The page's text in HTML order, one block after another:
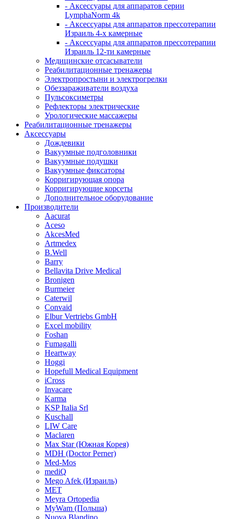
- Аксессуары для аппаратов серии
LymphaNorm 4k
- Аксессуары для аппаратов прессотерапии
Израиль 4-х камерные
- Аксессуары для аппаратов прессотерапии
Израиль 12-ти камерные
Медицинские отсасыватели
Реабилитационные тренажеры
Электропростыни и электрогрелки
Обеззараживатели воздуха
Пульсоксиметры
Рефлекторы электрические
Урологические массажеры
Реабилитационные тренажеры
Аксессуары
Дождевики
Вакуумные подголовники
Вакуумные подушки
Вакуумные фиксаторы
Корригирующая опора
Корригирующие корсеты
Дополнительное оборудование
Производители
Aacurat
Aceso
AkcesMed
Artmedex
B.Well
Barry
Bellavita Drive Medical
Bronigen
Burmeier
Caterwil
Convaid
Elbur Vertriebs GmbH
Excel mobility
Foshan
Fumagalli
Heartway
Hoggi
Hopefull Medical Equipment
iCross
Invacare
Karma
KSP Italia Srl
Kuschall
LIW Care
Maclaren
Max Star (Южная Корея)
MDH (Doctor Perner)
Med-Mos
mediQ
Mego Afek (Израиль)
MET
Meyra Ortopedia
MyWam (Польша)
Nuova Blandino